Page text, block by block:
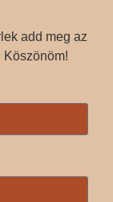
add meg az
Köszönöm!